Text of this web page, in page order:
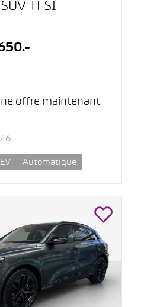
TFSI
offre maintenant
Automatique